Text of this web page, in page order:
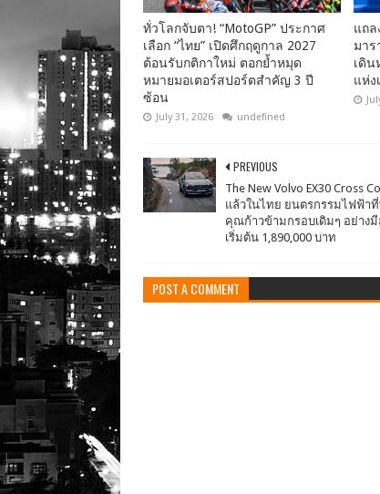
ทั่วโลกจับตา! “MotoGP” ประกาศ
เลือก “ไทย” เปิดศึกฤดูกาล 2027
ต้อนรับกติกาใหม่ ตอกย้ำหมุด
หมายมอเตอร์สปอร์ตสำคัญ 3 ปี
ซ้อน
July 31, 2026 undefined
แถ
มาร
เดิน
แห่ง
PREVIOUS
The New Volvo EX30 Cross
แล้วในไทย ยนตรกรรมไฟฟ้า
คุณก้าวข้ามกรอบเดิมๆ อย่างมี
เริ่มต้น 1,890,000 บาท
POST A COMMENT